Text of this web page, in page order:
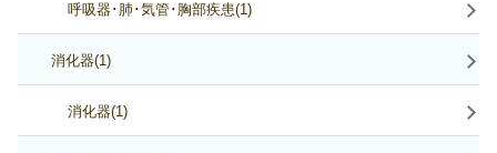
呼吸器･肺･気管･胸部疾患(1)
消化器(1)
消化器(1)